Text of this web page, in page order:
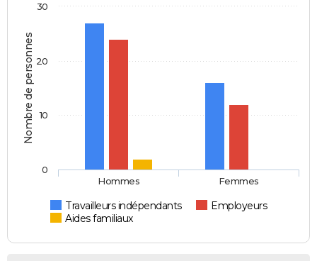
Nombre de personnes
Travailleurs indépendants
Employeurs
Aides familiaux
Hommes Femmes
0
10
20
30